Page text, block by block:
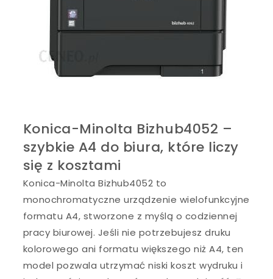
Konica-Minolta Bizhub4052 –
szybkie A4 do biura, które liczy
się z kosztami
Konica-Minolta Bizhub4052 to
monochromatyczne urządzenie wielofunkcyjne
formatu A4, stworzone z myślą o codziennej
pracy biurowej. Jeśli nie potrzebujesz druku
kolorowego ani formatu większego niż A4, ten
model pozwala utrzymać niski koszt wydruku i